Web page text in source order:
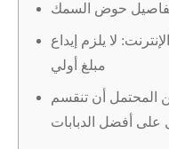
حوض السمك
لا يلزم إيداع
مبلغ أولي
المحتمل أن تنقسم
أفضل الدبابات